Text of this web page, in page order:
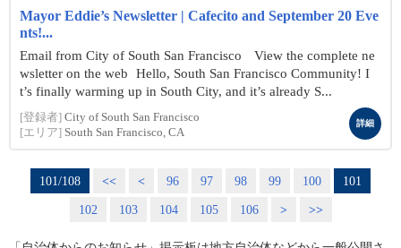
Mayor Eddie’s Newsletter | Cafecito and September 20 Eve
nts!...
Email from City of South San Francisco View the complete ne
wsletter on the web Hello, South San Francisco Community! I
t’s finally warming up in South City, and it’s already S...
[登録者] City of South San Francisco
[エリア] South San Francisco, CA
詳細
101/108 << < 96 97 98 99 100
101
102
103 104 105 106 > >>